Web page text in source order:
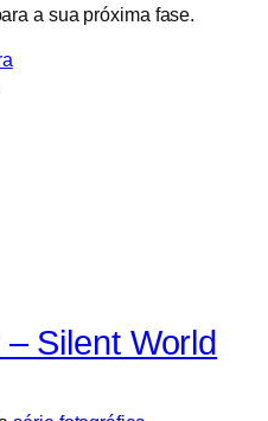
a sua próxima fase.
Silent World